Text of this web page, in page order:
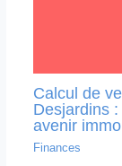
Calcul de
Desjardins
avenir
Finances